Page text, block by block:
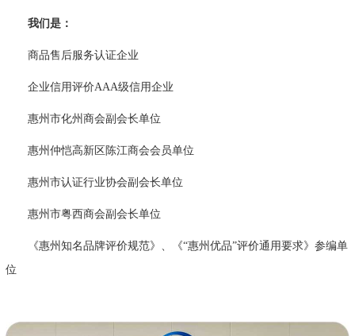
我们是：
商品售后服务认证企业
企业信用评价AAA级信用企业
惠州市化州商会副会长单位
惠州仲恺高新区陈江商会会员单位
惠州市认证行业协会副会长单位
惠州市粤西商会副会长单位
《惠州知名品牌评价规范》、《“惠州优品”评价通用要求》参编单
位